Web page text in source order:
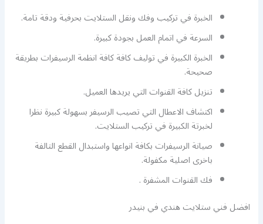
الخبرة في تركيب وفك ونقل الستلايت بحرفية ودقة تامة.
السرعة في اتمام العمل بجودة كبيرة.
الخبرة الكبيرة في توليف كافة كافة انظمة الرسيفرات بطريقة
صحيحة.
تنزيل كافة القنوات التي يريدها العميل.
اكتشاف الاعطال التي تصيب الرسيفر بسهولة كبيرة نظرا
لخبرتة الكبيرة في تركيب الستلايت.
صيانة الرسيفرات بكافة انواعها واستبدال القطع التالفة
باخرى اصلية مكفولة.
فك القنوات المشفرة .
افضل فني ستلايت هندي في بنيدر